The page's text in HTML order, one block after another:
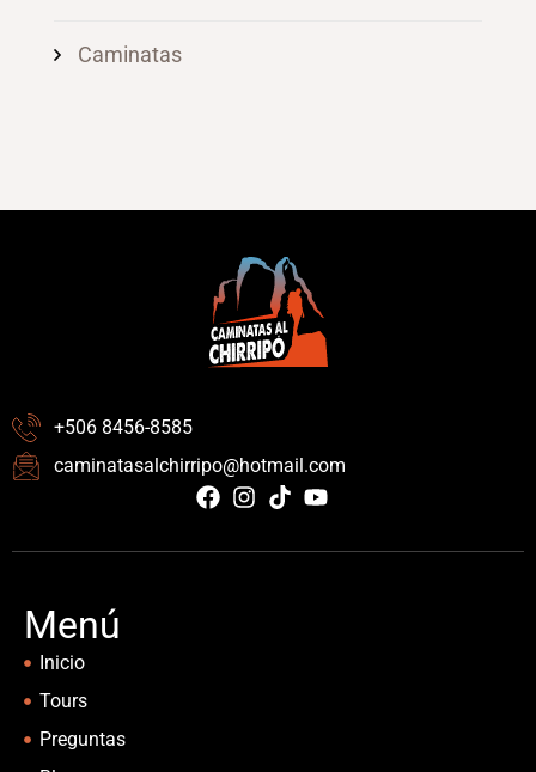
Caminatas
+506 8456-8585
caminatasalchirripo@hotmail.com
Menú
Inicio
Tours
Preguntas